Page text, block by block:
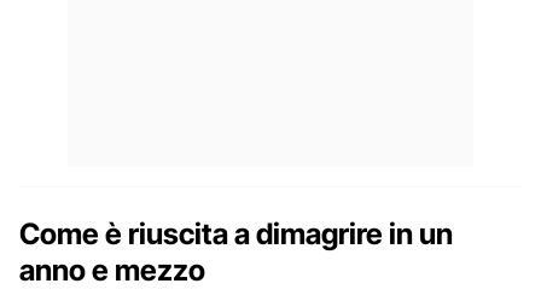
Come è riuscita a dimagrire in un
anno e mezzo